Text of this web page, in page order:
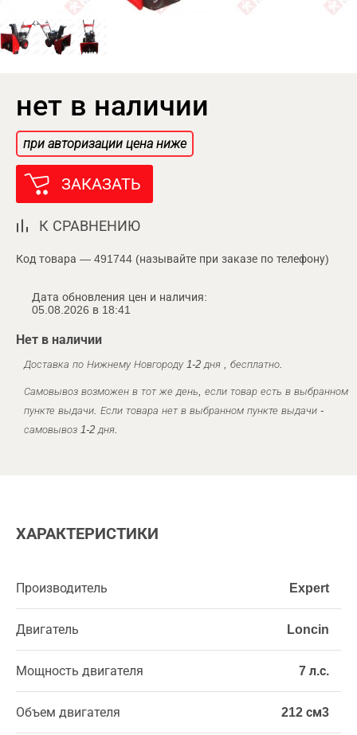
нет в наличии
при авторизации цена ниже
ЗАКАЗАТЬ
К СРАВНЕНИЮ
Код товара — 491744 (называйте при заказе по телефону)
Дата обновления цен и наличия:
05.08.2026 в 18:41
Нет в наличии
Доставка по Нижнему Новгороду 1-2 дня , бесплатно.
Самовывоз возможен в тот же день, если товар есть в выбранном
пункте выдачи. Если товара нет в выбранном пункте выдачи -
самовывоз 1-2 дня.
ХАРАКТЕРИСТИКИ
Производитель Expert
Двигатель Loncin
Мощность двигателя 7 л.с.
Объем двигателя 212 см3